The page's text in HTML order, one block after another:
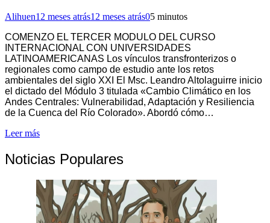
Alihuen12 meses atrás12 meses atrás05 minutos
COMENZO EL TERCER MODULO DEL CURSO
INTERNACIONAL CON UNIVERSIDADES
LATINOAMERICANAS Los vínculos transfronterizos o
regionales como campo de estudio ante los retos
ambientales del siglo XXI El Msc. Leandro Altolaguirre inicio
el dictado del Módulo 3 titulada «Cambio Climático en los
Andes Centrales: Vulnerabilidad, Adaptación y Resiliencia
de la Cuenca del Río Colorado». Abordó cómo…
Leer más
Noticias Populares